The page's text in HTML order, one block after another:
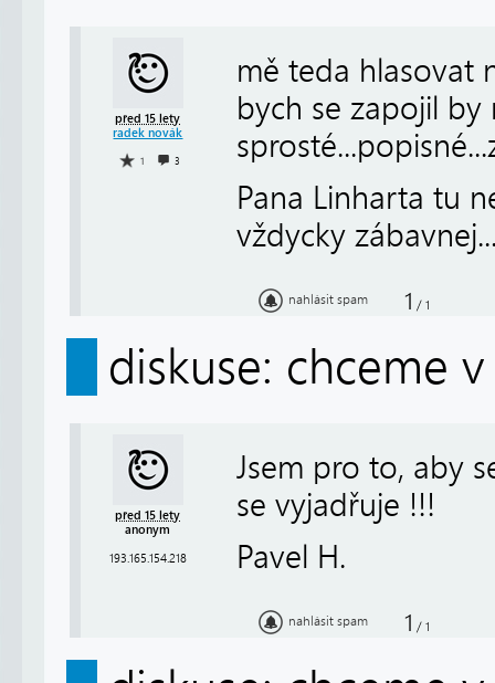
před 15 lety
radek novák
1 3
mě teda hlasovat
bych se zapojil
Pana Linharta tu
vždycky
nahlásit spam 1 / 1
diskuse: chceme
před 15 lety
anonym
193.165.154.218
Jsem pro to, aby
se vyjadřuje !!!
Pavel H.
nahlásit spam 1 / 1